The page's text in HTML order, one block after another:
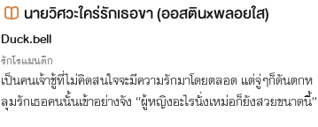
นายวิศวะใคร่รักเธอขา (ออสตินxพลอยใส)
Duck.bell
รักโรแมนติก
เป็นคนเจ้าชู้ที่ไม่คิดสนใจจะมีความรักมาโดยตลอด แต่จู่ๆก็ดันตกห
ลุมรักเธอคนนั้นเข้าอย่างจัง “ผู้หญิงอะไรนั่งเหม่อก็ยังสวยขนาดนี้”